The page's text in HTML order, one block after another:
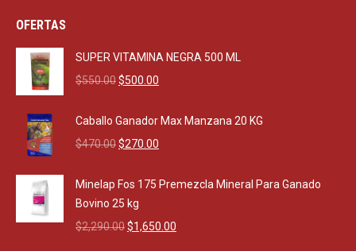
OFERTAS
SUPER VITAMINA NEGRA 500 ML
$550.00Original
was:
$550.00.
$500.00
is:
Caballo Ganador Max Manzana 20 KG
$470.00Original
was:
$470.00.
$270.00
is:
Minelap Fos 175 Premezcla Mineral Para Ganado
Bovino 25 kg
$2,290.00Original
$1,650.00